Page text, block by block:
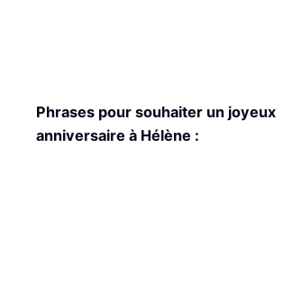
Phrases pour souhaiter un joyeux
anniversaire à Hélène :